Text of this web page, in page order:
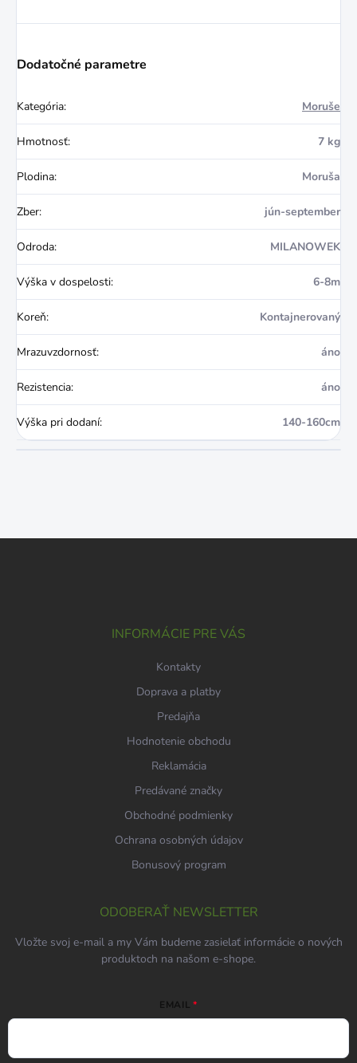
Dodatočné parametre
Kategória: Moruše
Hmotnosť: 7 kg
Plodina: Moruša
Zber: jún-september
Odroda: MILANOWEK
Výška v dospelosti: 6-8m
Koreň: Kontajnerovaný
Mrazuvzdornosť: áno
Rezistencia: áno
Výška pri dodaní: 140-160cm
INFORMÁCIE PRE VÁS
Kontakty
Doprava a platby
Predajňa
Hodnotenie obchodu
Reklamácia
Predávané značky
Obchodné podmienky
Ochrana osobných údajov
Bonusový program
ODOBERAŤ NEWSLETTER
Vložte svoj e-mail a my Vám budeme zasielať informácie o nových
produktoch na našom e-shope.
EMAIL